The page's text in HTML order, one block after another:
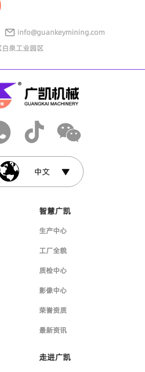
info@guankeymining.com
泉工业园区
中文
智慧广凯
生产中心
工厂全貌
质检中心
影像中心
荣誉资质
最新资讯
走进广凯